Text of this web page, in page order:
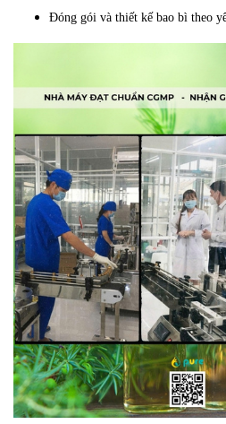
Đóng gói và thiết kế bao bì theo